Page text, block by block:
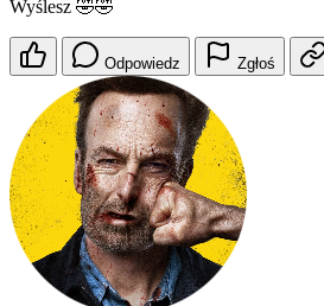
Wyślesz 🤣🤣
Odpowiedz Zgłoś